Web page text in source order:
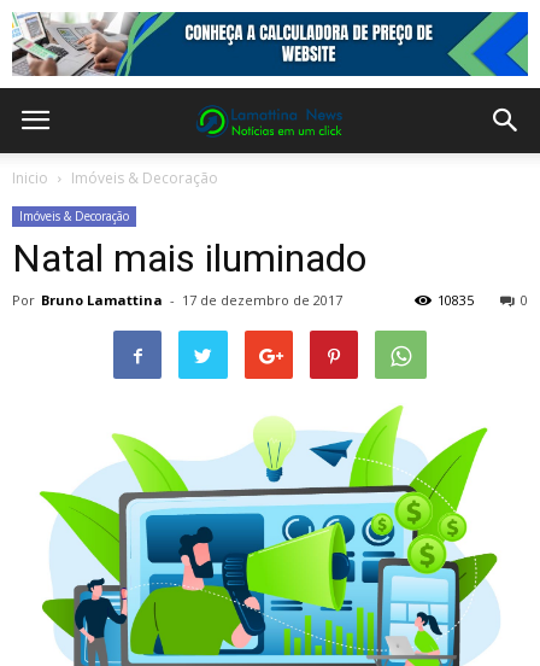
Inicio Imóveis & Decoração
Imóveis & Decoração
Natal mais iluminado
Por Bruno Lamattina - 17 de dezembro de 2017 0
10835